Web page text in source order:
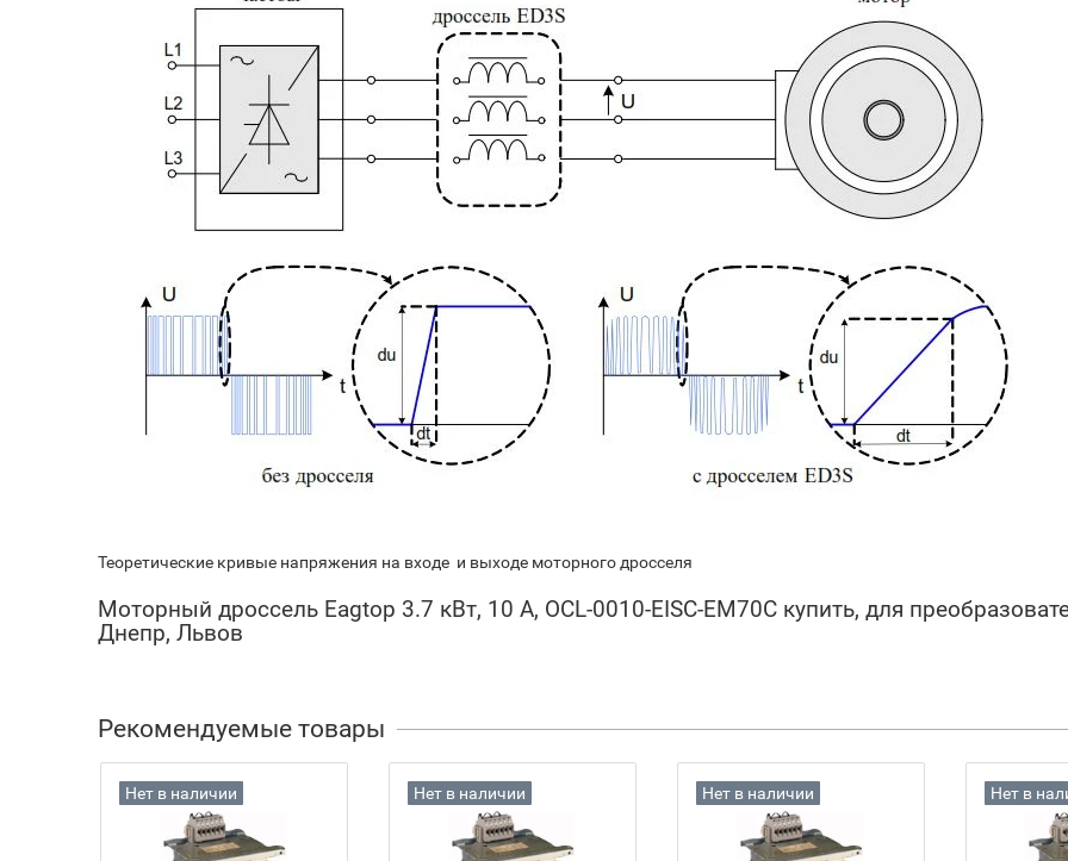
Теоретические кривые напряжения на входе и выходе моторного дросселя
Моторный дроссель Eagtop 3.7 кВт, 10 А, OCL-0010-EISC-EM70C купить, для
Днепр, Львов
Рекомендуемые товары
Нет в наличии Нет в наличии Нет в наличии Нет в